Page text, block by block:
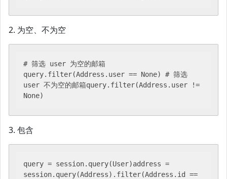
2. 为空、不为空
# 筛选 user 为空的邮箱
query.filter(Address.user == None) # 筛选
user 不为空的邮箱query.filter(Address.user !=
None)
3. 包含
query = session.query(User)address =
session.query(Address).filter(Address.id ==